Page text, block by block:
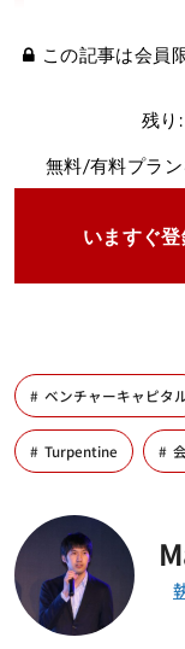
この記事は会員
残り
無料/有料プラ
いますぐ
ベンチャーキャピタ
Turpentine